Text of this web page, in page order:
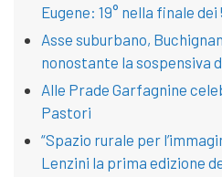
Eugene: 19° nella finale
Asse suburbano,
nonostante la sospensiva
Alle Prade Garfagnine
Pastori
“Spazio rurale per
Lenzini la prima edizione